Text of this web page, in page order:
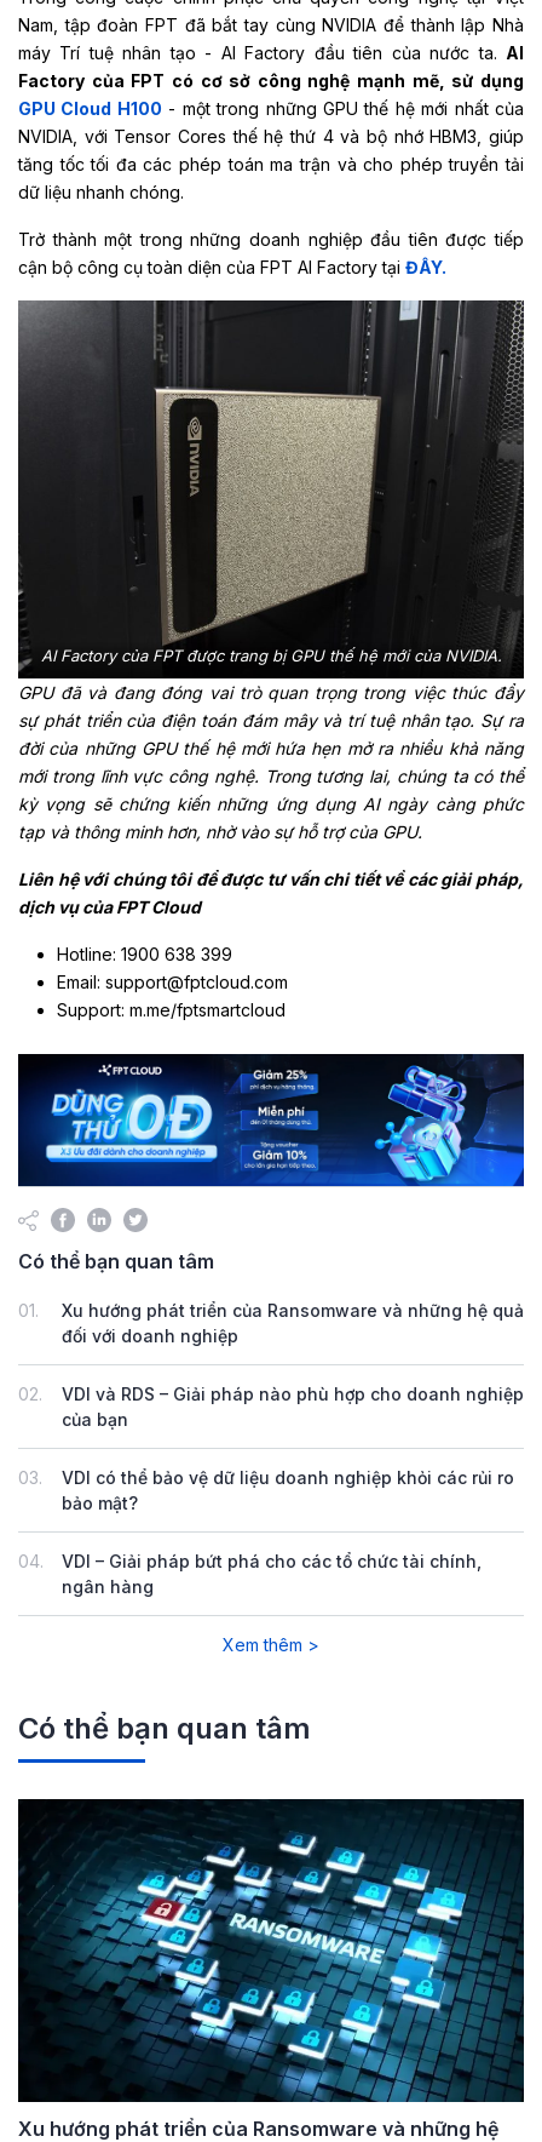
Nam, tập đoàn FPT đã bắt tay cùng NVIDIA để thành lập Nhà
máy Trí tuệ nhân tạo - AI Factory đầu tiên của nước ta. AI
Factory của FPT có cơ sở công nghệ mạnh mẽ, sử dụng
GPU Cloud H100 - một trong những GPU thế hệ mới nhất của
NVIDIA, với Tensor Cores thế hệ thứ 4 và bộ nhớ HBM3, giúp
tăng tốc tối đa các phép toán ma trận và cho phép truyền tải
dữ liệu nhanh chóng.
Trở thành một trong những doanh nghiệp đầu tiên được tiếp
cận bộ công cụ toàn diện của FPT AI Factory tại ĐÂY.
AI Factory của FPT được trang bị GPU thế hệ mới của NVIDIA.
GPU đã và đang đóng vai trò quan trọng trong việc thúc đẩy
sự phát triển của điện toán đám mây và trí tuệ nhân tạo. Sự ra
đời của những GPU thế hệ mới hứa hẹn mở ra nhiều khả năng
mới trong lĩnh vực công nghệ. Trong tương lai, chúng ta có thể
kỳ vọng sẽ chứng kiến những ứng dụng AI ngày càng phức
tạp và thông minh hơn, nhờ vào sự hỗ trợ của GPU.
Liên hệ với chúng tôi để được tư vấn chi tiết về các giải pháp,
dịch vụ của FPT Cloud
Hotline: 1900 638 399
Email: support@fptcloud.com
Support: m.me/fptsmartcloud
Có thể bạn quan tâm
01.
Xu hướng phát triển của Ransomware và những hệ quả
đối với doanh nghiệp
02.
VDI và RDS – Giải pháp nào phù hợp cho doanh nghiệp
của bạn
03.
VDI có thể bảo vệ dữ liệu doanh nghiệp khỏi các rủi ro
bảo mật?
04.
VDI – Giải pháp bứt phá cho các tổ chức tài chính,
ngân hàng
Xem thêm >
Có thể bạn quan tâm
Xu hướng phát triển của Ransomware và những hệ